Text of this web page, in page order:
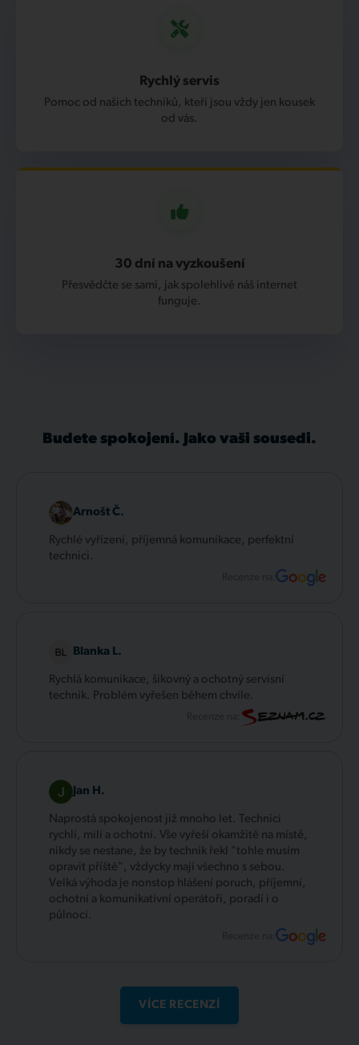
Rychlý servis
Pomoc od našich techniků, kteří jsou vždy jen kousek
od vás.
30 dní na vyzkoušení
Přesvědčte se sami, jak spolehlivě náš internet
funguje.
Budete spokojení. Jako vaši sousedi.
Arnošt Č.
Rychlé vyřízení, příjemná komunikace, perfektní
technici.
Recenze na:
Blanka L.
Rychlá komunikace, šikovný a ochotný servisní
technik. Problém vyřešen během chvíle.
Jan H.
Naprostá spokojenost již mnoho let. Technici
rychlí, milí a ochotní. Vše vyřeší okamžitě na místě,
nikdy se nestane, že by technik řekl "tohle musím
opravit příště", vždycky mají všechno s sebou.
Velká výhoda je nonstop hlášení poruch, příjemní,
ochotní a komunikativní operátoři, poradí i o
půlnoci.
Recenze na:
VÍCE RECENZÍ